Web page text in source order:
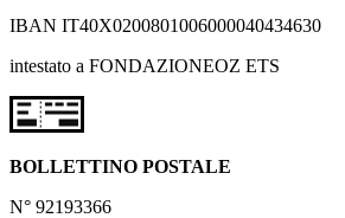
IBAN IT40X0200801006000040434630
intestato a FONDAZIONEOZ ETS
BOLLETTINO POSTALE
N° 92193366